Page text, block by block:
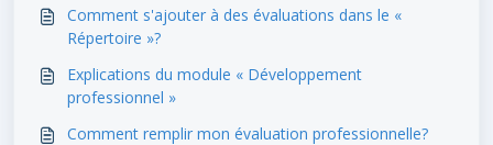
Comment s'ajouter à des évaluations dans le «
Répertoire »?
Explications du module « Développement
professionnel »
Comment remplir mon évaluation professionnelle?